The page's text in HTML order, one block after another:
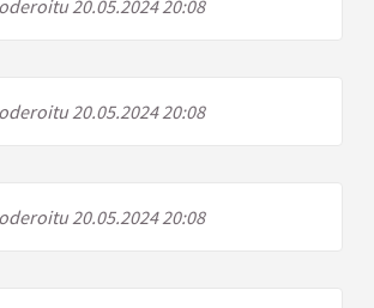
20.05.2024 20:08
20.05.2024 20:08
20.05.2024 20:08